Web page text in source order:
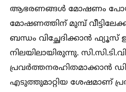
ആഭരണങ്ങള്‍ മോഷണം
മോഷണത്തിന് മുമ്പ്
ബന്ധം വിച്ഛേദിക്കാൻ ഫ്യൂസ്
നിലയിലായിരുന്നു.
പ്രവർത്തനരഹിതമാക്കാൻ
എടുത്തുമാറ്റിയ ശേഷമാണ്